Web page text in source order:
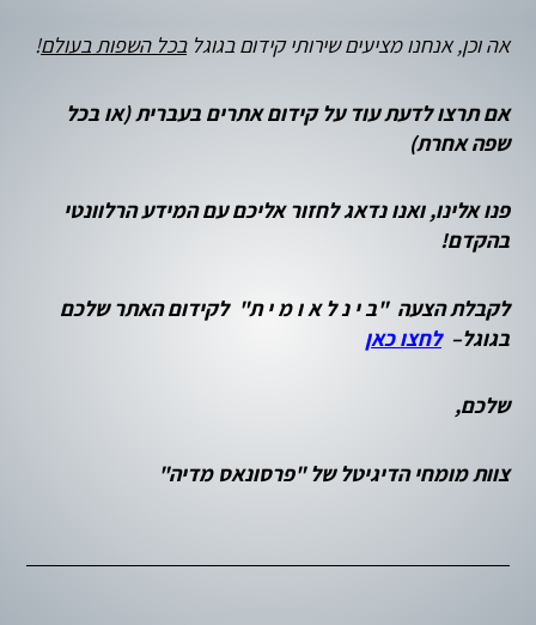
אה וכן, אנחנו מציעים שירותי קידום בגוגלבכל השפות בעולם!
אם תרצו לדעת עוד על קידום אתרים בעברית (או בכל
שפה אחרת)
פנו אלינו, ואנו נדאג לחזור אליכם עם המידע הרלוונטי
בהקדם!
לקבלת הצעה "ב י נ ל א ו מ י ת" לקידום האתר שלכם
בגוגל–לחצו כאן
שלכם,
צוות מומחי הדיגיטל של "פרסונאס מדיה"